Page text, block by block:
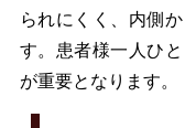
られにくく、内側
す。患者様一人ひ
が重要となります。